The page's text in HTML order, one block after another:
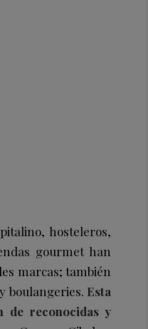
hosteleros,
gourmet han
marcas; también
boulangeries. Esta
de reconocidas y